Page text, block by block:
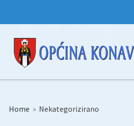
Home » Nekategorizirano